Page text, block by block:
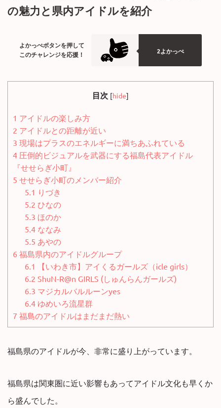
の魅力と県内アイドルを紹介
よかっぺボタンを押して
このチャレンジを応援！
2よかっぺ
目次 [hide]
1 アイドルの楽しみ方
2 アイドルとの距離が近い
3 現場はプラスのエネルギーに満ちあふれている
4 圧倒的ビジュアルを武器にする福島代表アイドル
『せせらぎ小町』
5 せせらぎ小町のメンバー紹介
5.1 りづき
5.2 ひなの
5.3 ほのか
5.4 ななみ
5.5 あやの
6 福島県内のアイドルグループ
6.1
【いわき市】アイくるガールズ（icle girls）
6.2 ShuN-R@n GIRLS (しゅんらんガールズ)
6.3 マジカルバルルーンyes
6.4 ゆめいろ流星群
7 福島のアイドルはまだまだ熱い
福島県のアイドルが今、非常に盛り上がっています。
福島県は関東圏に近い影響もあってアイドル文化も早くか
ら盛んでした。